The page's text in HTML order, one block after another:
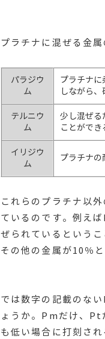
プラチナに混ぜる金
パラジウ
ム
プラチナ
しながら
テルニウ
ム
少し混ぜる
ことができ
イリジウ
ム
プラチナの
これらのプラチナ以
ているのです。例え
ぜられているという
その他の金属が10％
では数字の記載のな
ょうか。Pmだけ、Pt
も低い場合に打刻さ